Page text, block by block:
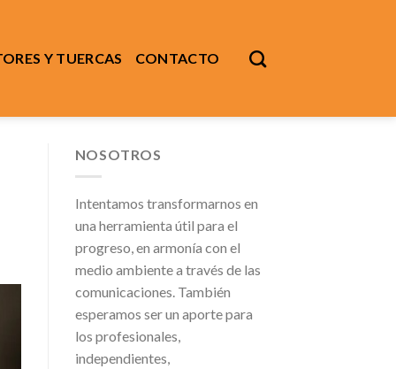
Y TUERCAS CONTACTO
NOSOTROS
Intentamos transformarnos en
una herramienta útil para el
progreso, en armonía con el
medio ambiente a través de las
comunicaciones. También
esperamos ser un aporte para
los profesionales,
independientes,